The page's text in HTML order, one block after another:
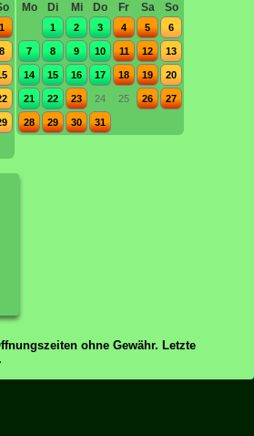
1
8
Mo Di Mi Do Fr Sa So
1 2 3 4 5 6
7 8 9 10 11 12 13
14 15 16 17 18 19 20
21 22 23 24 25 26 27
28 29 30 31
ohne Gewähr. Letzte